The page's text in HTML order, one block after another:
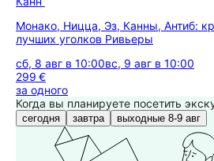
Монако, Ницца, Эз, Канны, Антиб:
лучших уголков Ривьеры
сб, 8 авг в 10:00вс, 9 авг в 10:00
299 €
за одного
Когда вы планируете посетить
сегодня завтра выходные 8-9 авг